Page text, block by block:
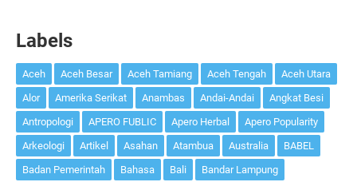
Labels
Aceh Aceh Besar Aceh Tamiang Aceh Tengah
Aceh Utara
Alor
Amerika Serikat Anambas Andai-Andai
Angkat Besi
Antropologi
APERO FUBLIC Apero Herbal
Apero Popularity
Arkeologi
Artikel Asahan Atambua Australia
BABEL
Badan Pemerintah
Bahasa Bali
Bandar Lampung